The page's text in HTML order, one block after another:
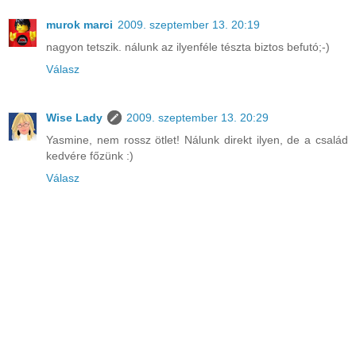
murok marci 2009. szeptember 13. 20:19
nagyon tetszik. nálunk az ilyenféle tészta biztos befutó;-)
Válasz
Wise Lady
2009. szeptember 13. 20:29
Yasmine, nem rossz ötlet! Nálunk direkt ilyen, de a család
kedvére főzünk :)
Válasz